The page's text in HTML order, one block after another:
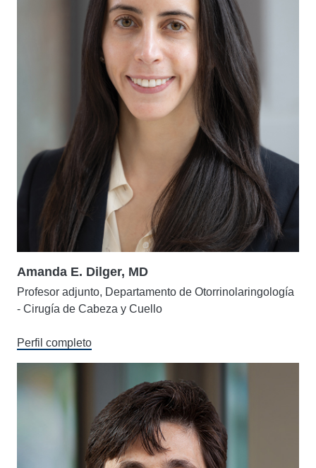
Amanda E. Dilger, MD
Profesor adjunto, Departamento de Otorrinolaringología
- Cirugía de Cabeza y Cuello
Perfil completo